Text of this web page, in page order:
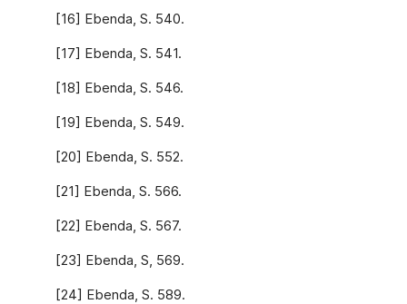
[16] Ebenda, S. 540.
[17] Ebenda, S. 541.
[18] Ebenda, S. 546.
[19] Ebenda, S. 549.
[20] Ebenda, S. 552.
[21] Ebenda, S. 566.
[22] Ebenda, S. 567.
[23] Ebenda, S, 569.
[24] Ebenda, S. 589.